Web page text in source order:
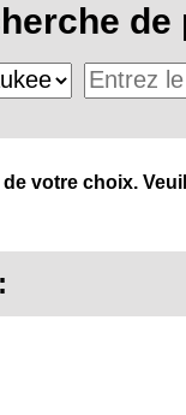
de
votre choix.